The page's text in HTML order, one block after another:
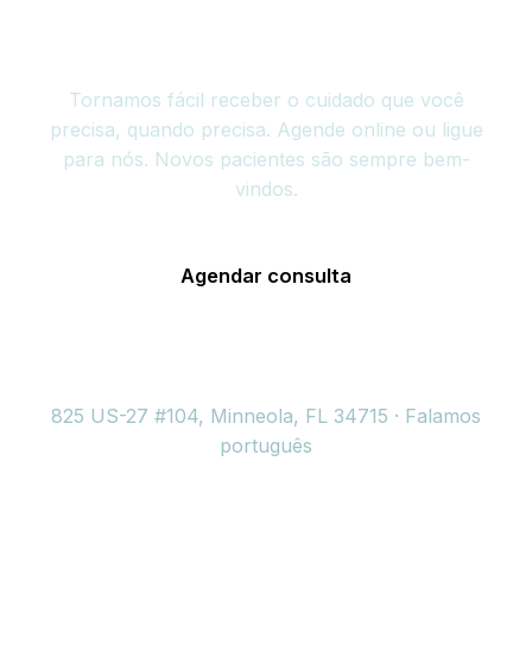
Tornamos fácil receber o cuidado que você
precisa, quando precisa. Agende online ou ligue
para nós. Novos pacientes são sempre bem-
vindos.
Agendar consulta
825 US-27 #104, Minneola, FL 34715 · Falamos
português